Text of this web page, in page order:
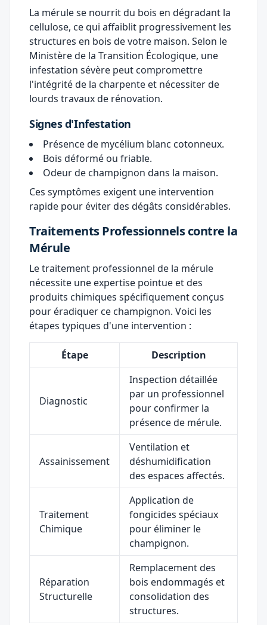
La mérule se nourrit du bois en dégradant la
cellulose, ce qui affaiblit progressivement les
structures en bois de votre maison. Selon le
Ministère de la Transition Écologique, une
infestation sévère peut compromettre
l'intégrité de la charpente et nécessiter de
lourds travaux de rénovation.
Signes d'Infestation
Présence de mycélium blanc cotonneux.
Bois déformé ou friable.
Odeur de champignon dans la maison.
Ces symptômes exigent une intervention
rapide pour éviter des dégâts considérables.
Traitements Professionnels contre la
Mérule
Le traitement professionnel de la mérule
nécessite une expertise pointue et des
produits chimiques spécifiquement conçus
pour éradiquer ce champignon. Voici les
étapes typiques d'une intervention :
Étape Description
Diagnostic
Inspection détaillée
par un professionnel
pour confirmer la
présence de mérule.
Assainissement
Ventilation et
déshumidification
des espaces affectés.
Traitement
Chimique
Application de
fongicides spéciaux
pour éliminer le
champignon.
Réparation
Structurelle
Remplacement des
bois endommagés et
consolidation des
structures.